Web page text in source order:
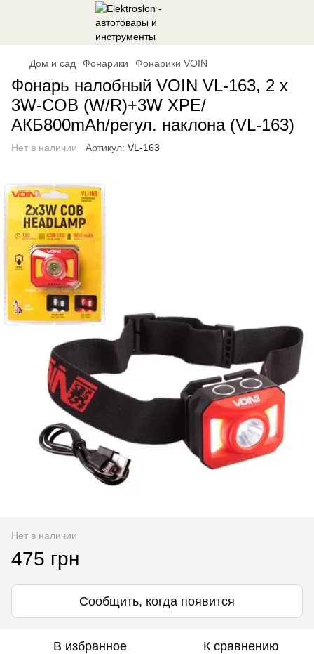
Дом и сад Фонарики Фонарики VOIN
Фонарь налобный VOIN VL-163, 2 x
3W-COB (W/R)+3W XPE/
АКБ800mAh/регул. наклона (VL-163)
Нет в наличии Артикул: VL-163
Нет в наличии
475 грн
Сообщить, когда появится
В избранное К сравнению